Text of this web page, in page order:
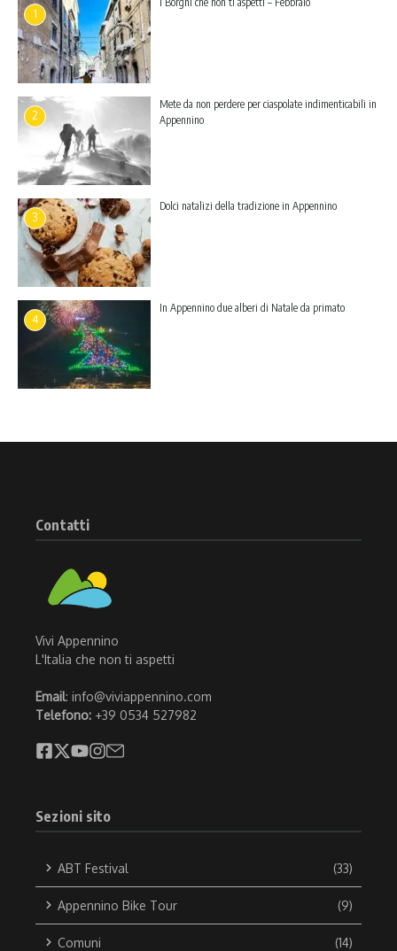
1
2
Mete da non perdere per ciaspolate indimenticabili in
Appennino
3
Dolci natalizi della tradizione in Appennino
4
In Appennino due alberi di Natale da primato
Contatti
Vivi Appennino
L'Italia che non ti aspetti
Email: info@viviappennino.com
Telefono: +39 0534 527982
Sezioni sito
ABT Festival (33)
Appennino Bike Tour (9)
Comuni (14)